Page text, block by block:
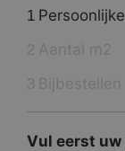
1
Vul eerst